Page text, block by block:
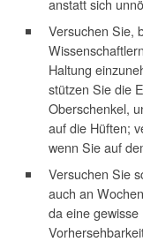
anstatt sich
Versuchen Sie,
Haltung
stützen Sie die
Oberschenkel,
auf die Hüften;
wenn Sie auf
Versuchen Sie
auch an
da eine